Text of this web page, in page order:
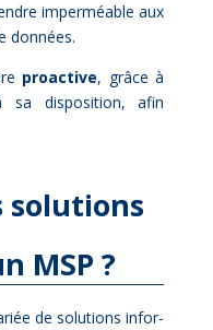
im­per­méable aux
don­nées.
proac­tive, grâce à
sa dis­po­si­tion, afin
solutions
MSP ?
de so­lu­tions in­for­